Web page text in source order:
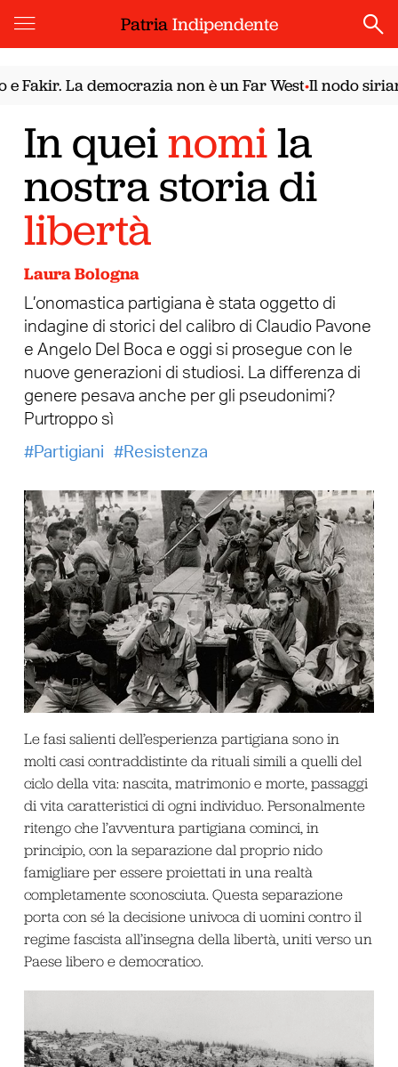
PatriaIndipendente
La democrazia non è un Far West•Il nodo siriano. Il
In queinomila
nostra storia di
libertà
Laura Bologna
L’onomastica partigiana è stata oggetto di
indagine di storici del calibro di Claudio Pavone
e Angelo Del Boca e oggi si prosegue con le
nuove generazioni di studiosi. La differenza di
genere pesava anche per gli pseudonimi?
Purtroppo sì
Partigiani
Resistenza
Le fasi salienti dell’esperienza partigiana sono in
molti casi contraddistinte da rituali simili a quelli del
ciclo della vita: nascita, matrimonio e morte, passaggi
di vita caratteristici di ogni individuo. Personalmente
ritengo che l’avventura partigiana cominci, in
principio, con la separazione dal proprio nido
famigliare per essere proiettati in una realtà
completamente sconosciuta. Questa separazione
porta con sé la decisione univoca di uomini contro il
regime fascista all’insegna della libertà, uniti verso un
Paese libero e democratico.